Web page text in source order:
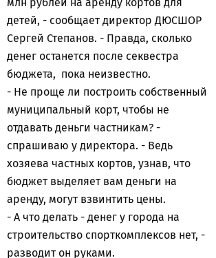
детей, - сообщает директор ДЮСШОР
Сергей Степанов. - Правда, сколько
денег останется после секвестра
бюджета, пока неизвестно.
- Не проще ли построить собственный
муниципальный корт, чтобы не
отдавать деньги частникам? -
спрашиваю у директора. - Ведь
хозяева частных кортов, узнав, что
бюджет выделяет вам деньги на
аренду, могут взвинтить цены.
- А что делать - денег у города на
строительство спорткомплексов нет, -
разводит он руками.